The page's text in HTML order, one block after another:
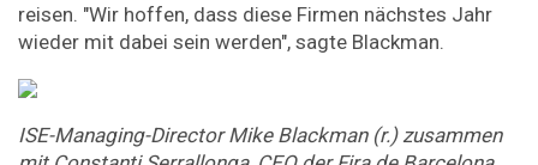
reisen. "Wir hoffen, dass diese Firmen nächstes Jahr
wieder mit dabei sein werden", sagte Blackman.
ISE-Managing-Director Mike Blackman (r.) zusammen